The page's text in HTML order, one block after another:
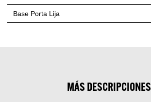
Base Porta Lija
MÁS DESCRIPCIONES